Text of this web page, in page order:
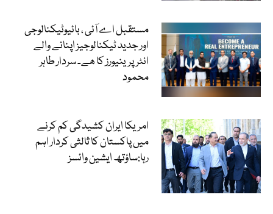
مستقبل اے آئی ، بائیوٹیکنالوجی
اور جدید ٹیکنالوجیز اپنانے والے
انٹرپرینیورز کا ھے۔ سردار طاہر
محمود
امریکا ایران کشیدگی کم کرنے
میں پاکستان کا ثالثی کردار اہم
رہا:ساؤتھ ایشین وائسز